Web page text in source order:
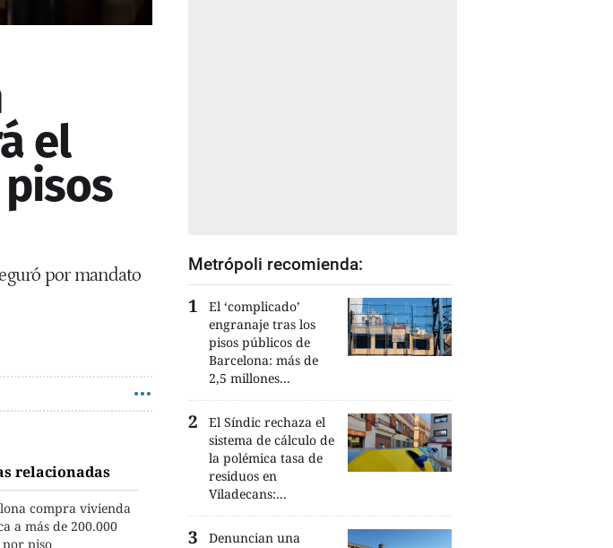
el
por mandato
relacionadas
compra vivienda
a más de 200.000
por piso
Metrópoli recomienda:
El ‘complicado’
engranaje tras los
pisos públicos de
Barcelona: más de
2,5 millones...
El Síndic rechaza el
sistema de cálculo de
la polémica tasa de
residuos en
Viladecans:...
Denuncian una